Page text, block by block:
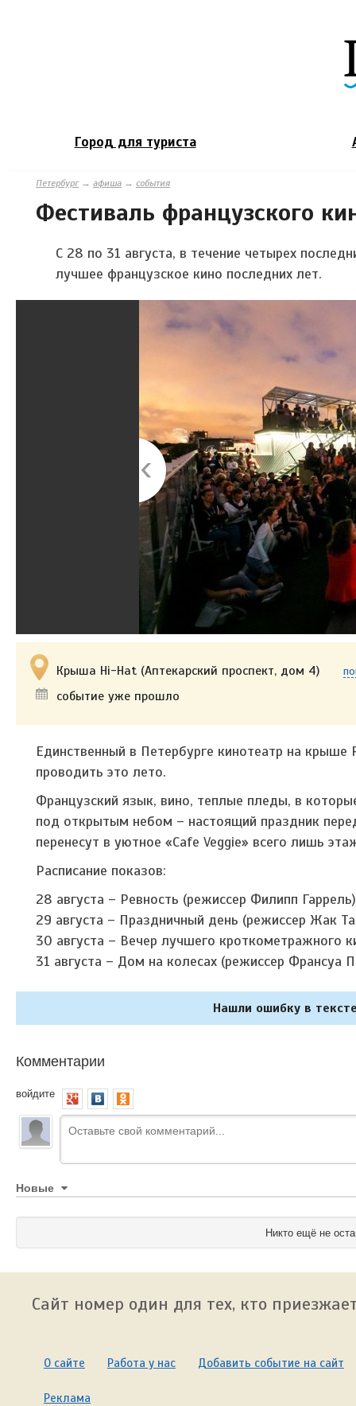
Город для туриста
Петербург→ афиша → события
Фестиваль французского
С 28 по 31 августа, в течение четырех
лучшее французское кино последних лет.
Крыша Hi-Hat (Аптекарский проспект, дом 4)
событие уже прошло
Единственный в Петербурге кинотеатр на
проводить это лето.
Французский язык, вино, теплые пледы, в
под открытым небом – настоящий праздник
перенесут в уютное «Cafe Veggie» всего лишь
Расписание показов:
28 августа – Ревность (режиссер Филипп
29 августа – Праздничный день (режиссер Жак
30 августа – Вечер лучшего кроткометражного
31 августа – Дом на колесах (режиссер Франсуа
Нашли ошибку в
Комментарии
войдите
Новые
Никто ещё не
Сайт номер один для тех, кто
О сайте Работа у нас Добавить событие на сайт
Реклама